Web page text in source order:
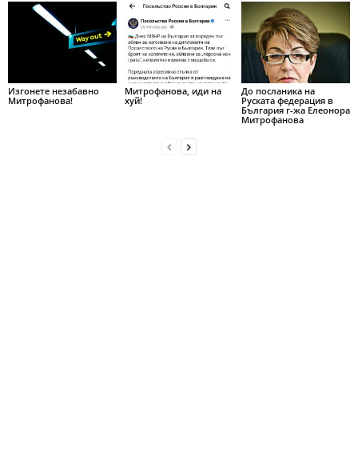
Изгонете незабавно
Митрофанова!
Митрофанова, иди на
хуй!
До посланика на
Руската федерация в
България г-жа Елеонора
Митрофанова